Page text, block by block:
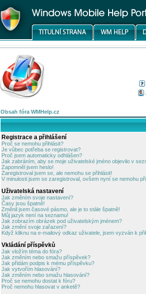
Obsah fóra WMHelp.cz
Registrace a přihlášení
Proč se nemohu přihlásit?
Je vůbec potřeba se registrovat?
Proč jsem automaticky odhlášen?
Jak zabráním, aby se moje uživatelské jméno objevilo v
Zapomněl jsem heslo!
Zaregistroval jsem se, ale nemohu se přihlásit!
V minulosti jsem se zaregistroval, ovšem nyní se nemohu
Uživatelská nastavení
Jak změním svoje nastavení?
Časy jsou špatně!
Změnil jsem časové pásmo, ale je to stále špatně!
Můj jazyk není na seznamu!
Jak zobrazím obrázek pod uživatelským jménem?
Jak změní svoje zařazení?
Když kliknu na e-mailový odkaz uživatele, jsem vyzván k
Vkládání příspěvků
Jak vložím téma do fóra?
Jak změním nebo smažu příspěvek?
Jak přidám podpis k mému příspěvku?
Jak vytvořím hlasování?
Jak změním nebo smažu hlasování?
Proč se nemohu dostat k fóru?
Proč nemohu hlasovat v anketě?